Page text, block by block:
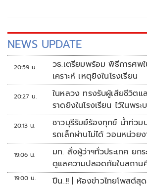
NEWS UPDATE
20:59 น.
วธ.เตรียมพร้อม พิธีการศพใ
เคราะห์ เหตุยิงในโรงเรียน
20:27 น.
ในหลวง ทรงรับผู้เสียชีวิตแ
ราดยิงในโรงเรียน ไว้ในพระ
20:13 น.
ชาวบุรีรัมย์ร้องทุกข์ น้ำท่วม
รถเล็กผ่านไม่ได้ วอนหน่วยง
19:06 น.
มท. สั่งผู้ว่าฯทั่วประเทศ ยก
ดูแลความปลอดภัยในสถาน
19:00 น. ปืน..!! | ห้องข่าวไทยโพสต์สุ